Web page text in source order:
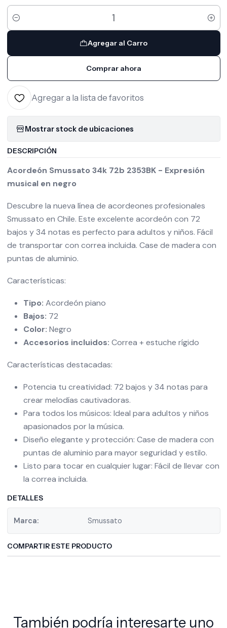
Cantidad
Agregar al Carro
Comprar ahora
Agregar a la lista de favoritos
Mostrar stock de ubicaciones
DESCRIPCIÓN
Acordeón Smussato 34k 72b 2353BK - Expresión
musical en negro
Descubre la nueva línea de acordeones profesionales
Smussato en Chile. Este excelente acordeón con 72
bajos y 34 notas es perfecto para adultos y niños. Fácil
de transportar con correa incluida. Case de madera con
puntas de aluminio.
Características:
Tipo: Acordeón piano
Bajos: 72
Color: Negro
Accesorios incluidos: Correa + estuche rígido
Características destacadas:
Potencia tu creatividad: 72 bajos y 34 notas para
crear melodías cautivadoras.
Para todos los músicos: Ideal para adultos y niños
apasionados por la música.
Diseño elegante y protección: Case de madera con
puntas de aluminio para mayor seguridad y estilo.
Listo para tocar en cualquier lugar: Fácil de llevar con
la correa incluida.
DETALLES
Marca: Smussato
COMPARTIR ESTE PRODUCTO
También podría interesarte uno